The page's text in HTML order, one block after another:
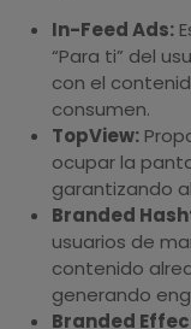
In-Feed Ads:
“Para ti” del
con el
consumen.
TopView:
ocupar la
garantizando
Branded
usuarios de
contenido
generando
Branded